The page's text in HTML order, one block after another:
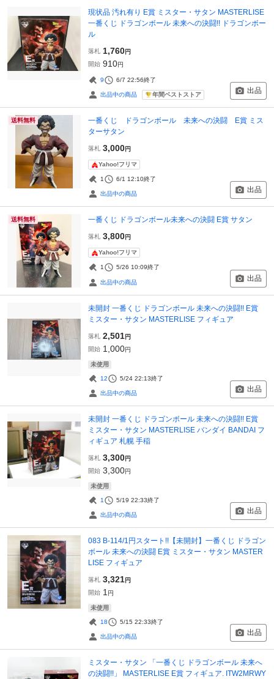
現状品 汚れ有り E賞 ミスター・サタン MASTERLISE
一番くじ ドラゴンボール 未来への決闘!! ドラゴンボー
ル
落札 1,760円
開始 910円
9 6/7 22:56終了
出品中の商品 年間ベストストア 出品
送料無料
一番くじ ドラゴンボール 未来への決闘 E賞 ミス
ターサタン
落札 3,000円
Yahoo!フリマ
1 6/1 12:10終了
出品中の商品 出品
送料無料 一番くじ ドラゴンボール未来への決闘 E賞 サタン
落札 3,800円
Yahoo!フリマ
1 5/26 10:09終了
出品中の商品 出品
未開封 一番くじ ドラゴンボール 未来への決闘!! E賞
ミスター・サタン MASTERLISE フィギュア
落札 2,501円
開始 1,000円
未使用
12 5/24 22:13終了
出品中の商品 出品
未開封 一番くじ ドラゴンボール 未来への決闘!! E賞
ミスター・サタン MASTERLISE バンダイ BANDAI フ
ィギュア 札幌 手稲
落札 3,300円
開始 3,300円
未使用
1 5/19 22:33終了
出品中の商品 出品
083 B-114/1円スタート!!【未開封】一番くじ ドラゴン
ボール 未来への決闘 E賞 ミスター・サタン MASTER
LISE フィギュア
落札 3,321円
開始 1 円
未使用
18 5/15 22:33終了
出品中の商品 出品
ミスター・サタン 「一番くじ ドラゴンボール 未来へ
の決闘!!」 MASTERLISE E賞 フィギュア. ITW2MRWY